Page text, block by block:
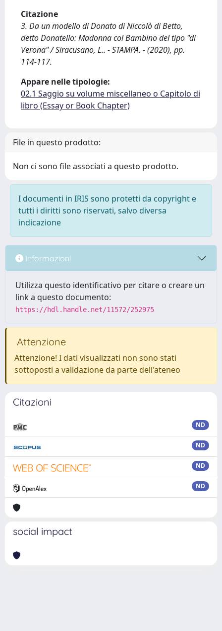
Citazione
3. Da un modello di Donato di Niccolò di Betto,
detto Donatello: Madonna col Bambino del tipo "di
Verona" / Siracusano, L.. - STAMPA. - (2020), pp.
114-117.
Appare nelle tipologie:
02.1 Saggio su volume miscellaneo o Capitolo di
libro (Essay or Book Chapter)
File in questo prodotto:
Non ci sono file associati a questo prodotto.
I documenti in IRIS sono protetti da copyright e
tutti i diritti sono riservati, salvo diversa
indicazione
Informazioni
Utilizza questo identificativo per citare o creare un
link a questo documento:
https://hdl.handle.net/11572/252975
Attenzione
Attenzione! I dati visualizzati non sono stati
sottoposti a validazione da parte dell'ateneo
Citazioni
ND
ND
ND
ND
social impact